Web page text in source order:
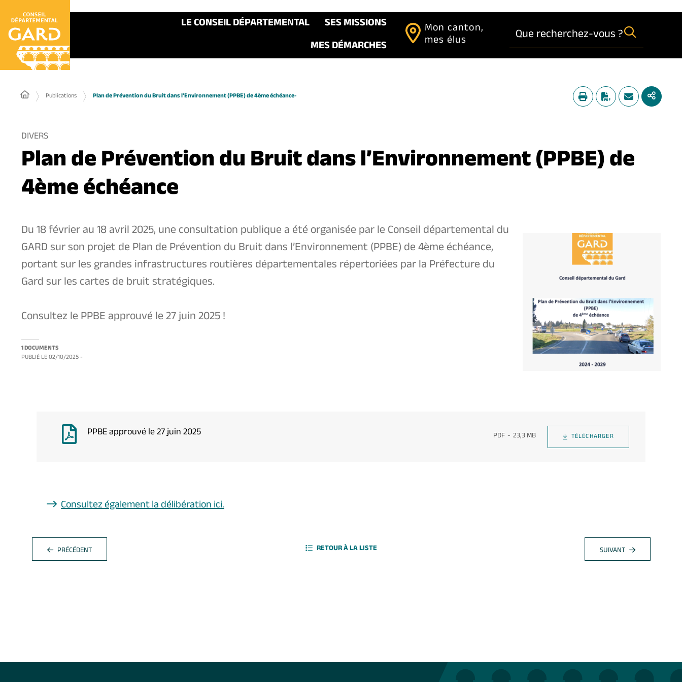
LE CONSEIL DÉPARTEMENTAL
SES MISSIONS
MES DÉMARCHES
Mon canton,
mes élus Que recherchez-vous ?
Publications Plan de Prévention du Bruit dans l’Environnement (PPBE) de 4ème échéance-
DIVERS
Plan de Prévention du Bruit dans l’Environnement (PPBE) de
4ème échéance
Du 18 février au 18 avril 2025, une consultation publique a été organisée par le Conseil départemental du
GARD sur son projet de Plan de Prévention du Bruit dans l’Environnement (PPBE) de 4ème échéance,
portant sur les grandes infrastructures routières départementales répertoriées par la Préfecture du
Gard sur les cartes de bruit stratégiques.
Consultez le PPBE approuvé le 27 juin 2025 !
1 DOCUMENTS
PUBLIÉ LE02/10/2025 -
PPBE approuvé le 27 juin 2025 PDF 23,3 MB TÉLÉCHARGER
Consultez également la délibération ici.
PRÉCÉDENT RETOUR À LA LISTE SUIVANT